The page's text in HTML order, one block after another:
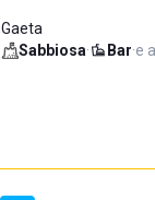
Gaeta
Sabbiosa· Bar·e